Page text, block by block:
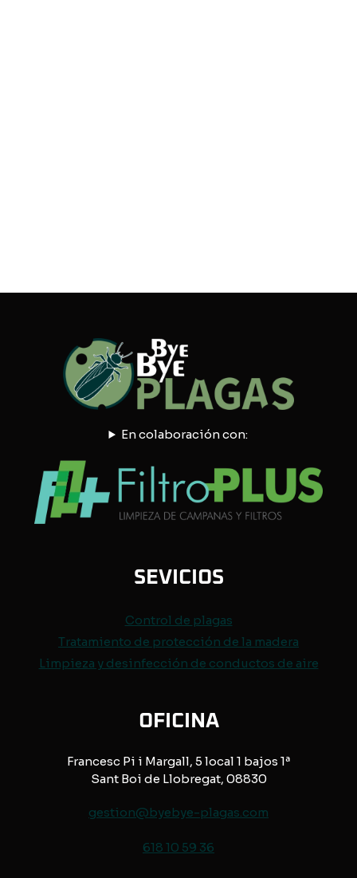
En colaboración con:
SEVICIOS
Control de plagas
Tratamiento de protección de la madera
Limpieza y desinfección de conductos de aire
OFICINA
Francesc Pi i Margall, 5 local 1 bajos 1ª
Sant Boi de Llobregat, 08830
gestion@byebye-plagas.com
618 10 59 36